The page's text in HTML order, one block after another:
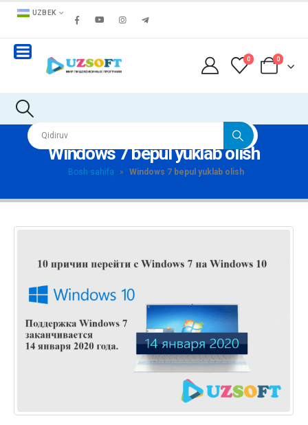
UZBEK
0 0
Windows 7 bepul yuklab olish
Bosh sahifa » Windows 7 bepul yuklab olish